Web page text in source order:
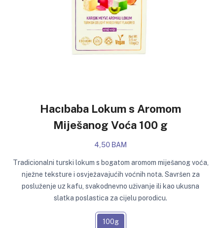
Hacıbaba Lokum s Aromom
Miješanog Voća 100 g
4,50 BAM
Tradicionalni turski lokum s bogatom aromom miješanog voća,
nježne teksture i osvježavajućih voćnih nota. Savršen za
posluženje uz kafu, svakodnevno uživanje ili kao ukusna
slatka poslastica za cijelu porodicu.
100g